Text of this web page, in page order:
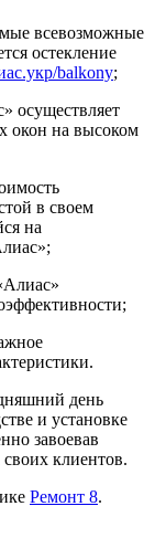
всевозможные
остекление
balkony;
осуществляет
окон на высоком
в своем
на
день
и установке
завоевав
клиентов.
Ремонт 8.